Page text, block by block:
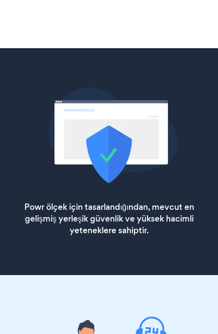
Powr ölçek için tasarlandığından, mevcut en
gelişmiş yerleşik güvenlik ve yüksek hacimli
yeteneklere sahiptir.